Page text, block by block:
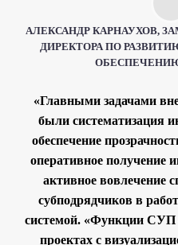
АЛЕКСАНДР КАРНАУХОВ,
ДИРЕКТОРА ПО
«Главными задачами
были систематизация
обеспечение
оперативное получение
активное вовлечение
субподрядчиков в
системой. «Функции
проектах с